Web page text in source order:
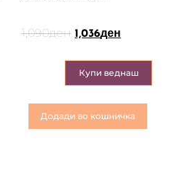
1,090ден 1,036ден
Купи веднаш
Додади во кошничка